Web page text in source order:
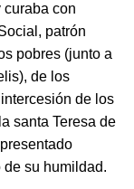
curaba con
patrón
pobres (junto a
de los
de los
santa Teresa de
de su humildad.